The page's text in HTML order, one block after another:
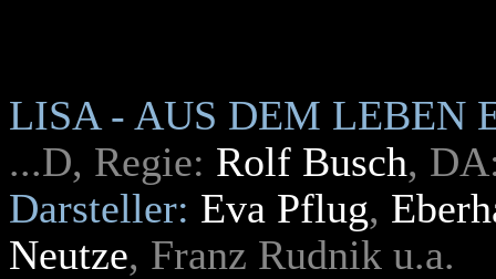
LISA - AUS DEM LEBEN
...D, Regie: Rolf Busch,
Darsteller: Eva Pflug,
Neutze, Franz Rudnik u.a.